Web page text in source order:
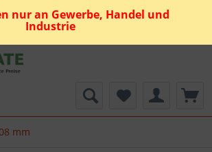
nur an Gewerbe, Handel und
Industrie
mm